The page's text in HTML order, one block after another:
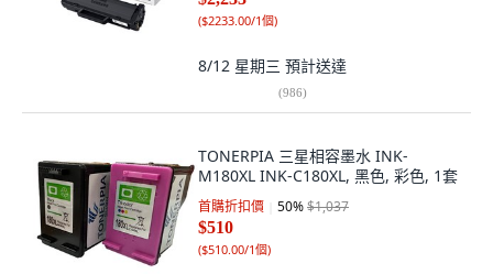
($2233.00/1個)
8/12 星期三 預計送達
(986)
TONERPIA 三星相容墨水 INK-
M180XL INK-C180XL, 黑色, 彩色, 1套
首購折扣價 50%$1,037
$510
($510.00/1個)